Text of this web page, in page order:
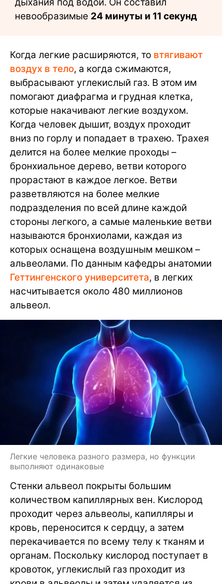
невообразимые 24 минуты и 11 секунд
Когда легкие расширяются, то втягивают
воздух в тело, а когда сжимаются,
выбрасывают углекислый газ. В этом им
помогают диафрагма и грудная клетка,
которые накачивают легкие воздухом.
Когда человек дышит, воздух проходит
вниз по горлу и попадает в трахею. Трахея
делится на более мелкие проходы –
бронхиальное дерево, ветви которого
прорастают в каждое легкое. Ветви
разветвляются на более мелкие
подразделения по всей длине каждой
стороны легкого, а самые маленькие ветви
называются бронхиолами, каждая из
которых оснащена воздушным мешком –
альвеолами. По данным кафедры анатомии
Геттингенского университета, в легких
насчитывается около 480 миллионов
альвеол.
Легкие человека разного размера, но функции
выполняют одинаковые
Стенки альвеол покрыты большим
количеством капиллярных вен. Кислород
проходит через альвеолы, капилляры и
кровь, переносится к сердцу, а затем
перекачивается по всему телу к тканям и
органам. Поскольку кислород поступает в
кровоток, углекислый газ проходит из